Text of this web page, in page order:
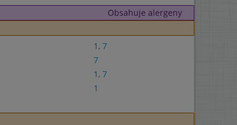
Obsahuje alergeny
1 , 7
7
1 , 7
1